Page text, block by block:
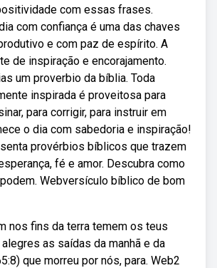
com essas frases.
com confiança é uma das chaves
e com paz de espírito. A
de inspiração e encorajamento.
um proverbio da bíblia. Toda
inspirada é proveitosa para
para corrigir, para instruir em
o dia com sabedoria e inspiração!
provérbios bíblicos que trazem
fé e amor. Descubra como
Webversículo bíblico de bom
nos fins da terra temem os teus
as saídas da manhã e da
que morreu por nós, para. Web2